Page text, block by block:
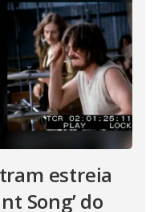
estreia
Song’ do